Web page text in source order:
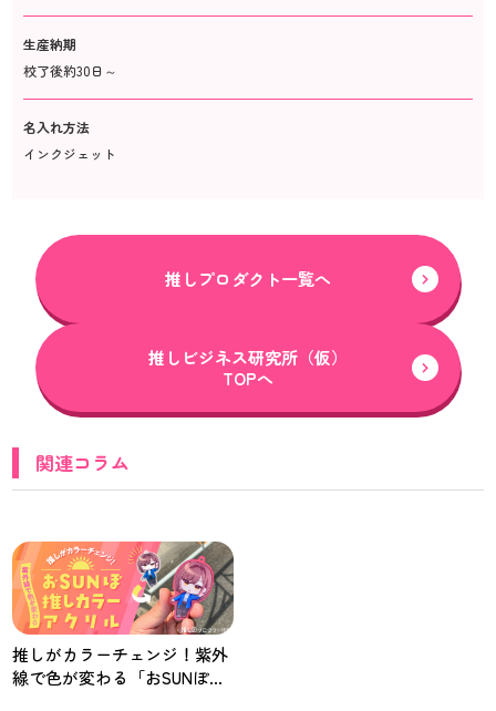
生産納期
校了後約30日～
名入れ方法
インクジェット
推しプロダクト一覧へ
推しビジネス研究所（仮）
TOPへ
関連コラム
推しがカラーチェンジ！紫外
線で色が変わる「おSUNぽ推